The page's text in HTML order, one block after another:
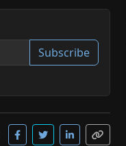
Subscribe